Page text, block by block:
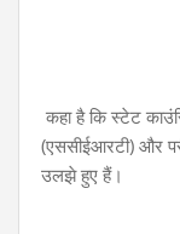
कहा है कि स्टेट
(एससीईआरटी) और
उलझे हुए हैं।